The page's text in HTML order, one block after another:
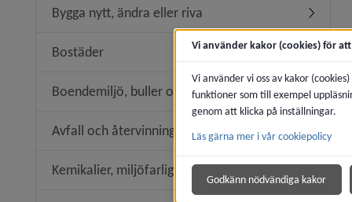
Bygga nytt, ändra eller riva
Bostäder
Boendemiljö, buller och luftkvalitet
Avfall och återvinning
Kemikalier, miljöfarlig verksamhet
Vi använder kakor (cookies) för
Vi använder vi oss av kakor
funktioner som till exempel
genom att klicka på inställningar.
Läs gärna mer i vår cookiepolicy
Godkänn nödvändiga kakor